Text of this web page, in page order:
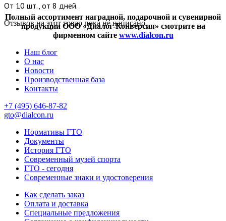
От 10 шт., от 8 дней.
Отзывов на этот товар пока не написано.
Полный ассортимент наградной, подарочной и сувенирной
продукции ООО «Диалог-Конверсия» смотрите на
фирменном сайте www.dialcon.ru
Наш блог
О нас
Новости
Производственная база
Контакты
+7 (495) 646-87-82
gto@dialcon.ru
Нормативы ГТО
Документы
История ГТО
Современный музей спорта
ГТО - сегодня
Современные знаки и удостоверения
Как сделать заказ
Оплата и доставка
Специальные предложения